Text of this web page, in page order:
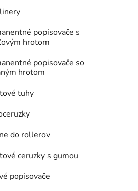
popisovače s
hrotom
popisovače so
hrotom
tuhy
do rollerov
ceruzky s gumou
popisovače